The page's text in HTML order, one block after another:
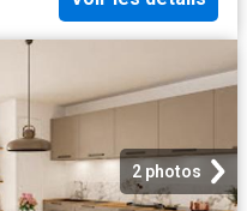
2 photos